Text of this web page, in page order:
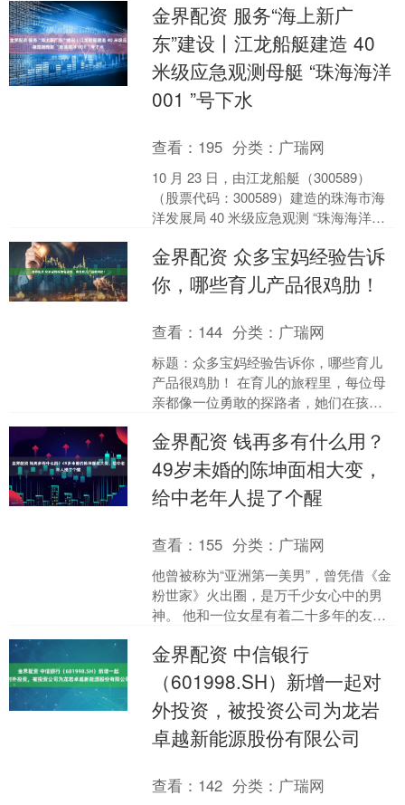
度成为全球投资....
金界配资 服务“海上新广
东”建设丨江龙船艇建造 40
米级应急观测母艇 “珠海海洋
001 ”号下水
查看： 195 分类： 广瑞网
10 月 23 日，由江龙船艇（300589）
（股票代码：300589）建造的珠海市海
洋发展局 40 米级应急观测 “珠海海洋
金界配资 众多宝妈经验告诉
你，哪些育儿产品很鸡肋！
查看： 144 分类： 广瑞网
标题：众多宝妈经验告诉你，哪些育儿
产品很鸡肋！ 在育儿的旅程里，每位母
亲都像一位勇敢的探路者，她们在孩子
这个充满爱与挑战的过程....
金界配资 钱再多有什么用？
49岁未婚的陈坤面相大变，
给中老年人提了个醒
查看： 155 分类： 广瑞网
他曾被称为“亚洲第一美男”，曾凭借《金
粉世家》火出圈，是万千少女心中的男
神。 他和一位女星有着二十多年的友
惜两人始终没有....
金界配资 中信银行
（601998.SH）新增一起对
外投资，被投资公司为龙岩
卓越新能源股份有限公司
查看： 142 分类： 广瑞网